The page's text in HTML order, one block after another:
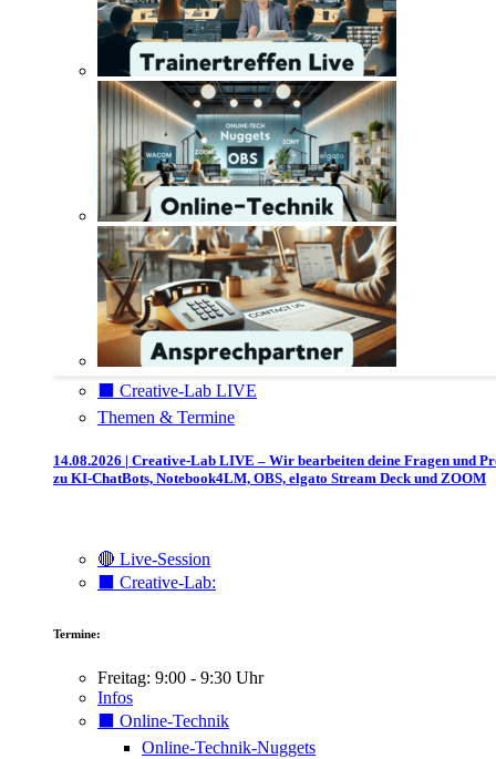
⬛️ Creative-Lab LIVE
Themen & Termine
14.08.2026 | Creative-Lab LIVE – Wir bearbeiten deine Fragen und
zu KI-ChatBots, Notebook4LM, OBS, elgato Stream Deck und ZOOM
🔴 Live-Session
⬛️ Creative-Lab:
Termine:
Freitag: 9:00 - 9:30 Uhr
Infos
⬛️ Online-Technik
Online-Technik-Nuggets